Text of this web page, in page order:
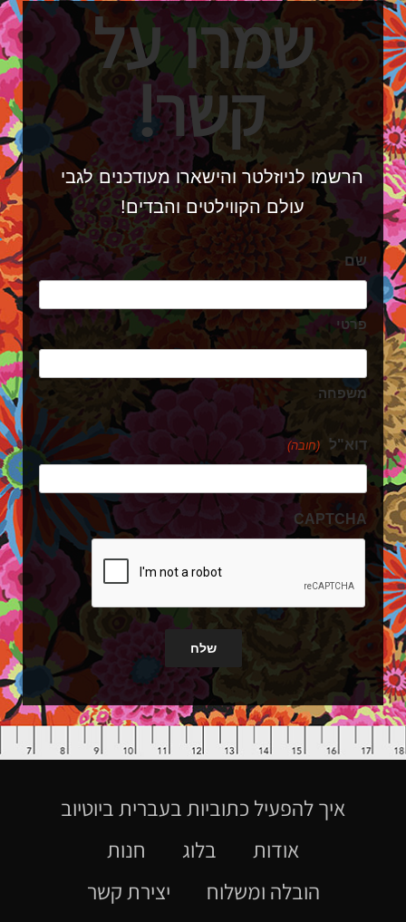
שמרו על
קשר!
הרשמו לניוזלטר והישארו מעודכנים לגבי
עולם הקווילטים והבדים!
שם
פרטי
משפחה
דוא"ל (חובה)
CAPTCHA
שלח
איך להפעיל כתוביות בעברית ביוטיוב
אודות
בלוג
חנות
הובלה ומשלוח
יצירת קשר